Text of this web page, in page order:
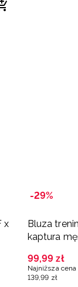
x
-29%
Bluza
kaptura
99,99 zł
Najniższa
139 ,99 zł